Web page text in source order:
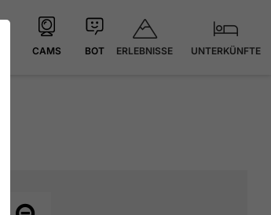
CAMS BOT ERLEBNISSE UNTERKÜNFTE